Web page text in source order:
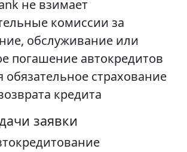
не взимает
комиссии за
обслуживание или
погашение автокредитов
обязательное страхование
кредита
заявки